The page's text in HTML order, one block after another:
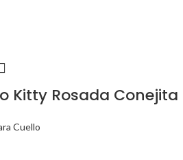
Kitty Rosada Conejita
Cuello